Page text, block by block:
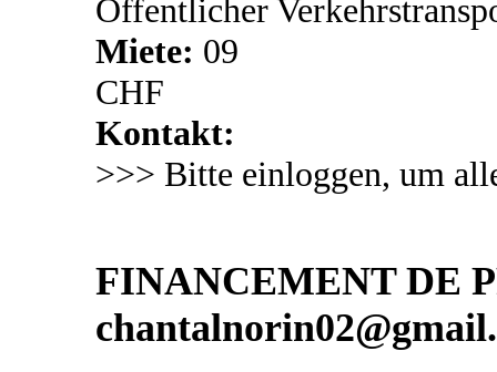
Offentlicher
Miete: 09
CHF
Kontakt:
>>> Bitte einloggen, um
FINANCEMENT DE